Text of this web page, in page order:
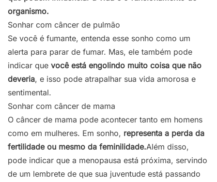
organismo.
Sonhar com câncer de pulmão
Se você é fumante, entenda esse sonho como um
alerta para parar de fumar. Mas, ele também pode
indicar que você está engolindo muito coisa que não
deveria, e isso pode atrapalhar sua vida amorosa e
sentimental.
Sonhar com câncer de mama
O câncer de mama pode acontecer tanto em homens
como em mulheres. Em sonho, representa a perda da
fertilidade ou mesmo da feminilidade.Além disso,
pode indicar que a menopausa está próxima, servindo
de um lembrete de que sua juventude está passando